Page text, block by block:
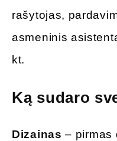
rašytojas,
asmeninis
kt.
Ką sudaro
Dizainas– pirmas